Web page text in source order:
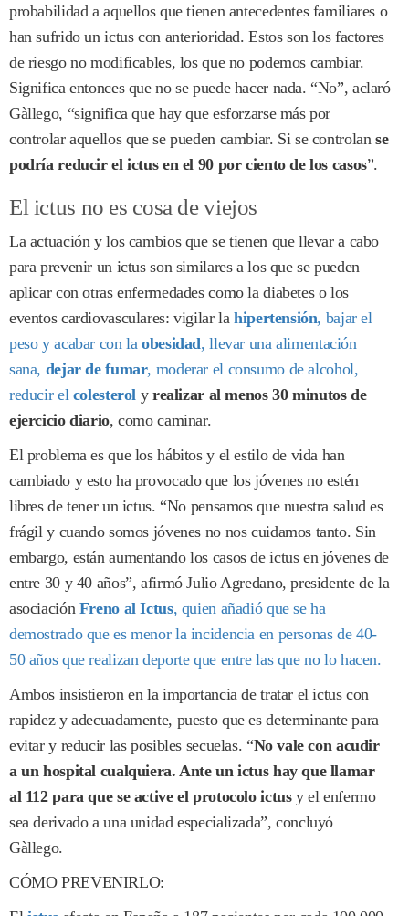
probabilidad a aquellos que tienen antecedentes familiares o
han sufrido un ictus con anterioridad. Estos son los factores
de riesgo no modificables, los que no podemos cambiar.
Significa entonces que no se puede hacer nada. “No”, aclaró
Gàllego, “significa que hay que esforzarse más por
controlar aquellos que se pueden cambiar. Si se controlanse
podría reducir el ictus en el 90 por ciento de los casos”.
El ictus no es cosa de viejos
La actuación y los cambios que se tienen que llevar a cabo
para prevenir un ictus son similares a los que se pueden
aplicar con otras enfermedades como la diabetes o los
eventos cardiovasculares: vigilar lahipertensión, bajar el
peso y acabar con la obesidad, llevar una alimentación
sana, dejar de fumar, moderar el consumo de alcohol,
reducir el colesterol y realizar al menos 30 minutos de
ejercicio diario, como caminar.
El problema es que los hábitos y el estilo de vida han
cambiado y esto ha provocado que los jóvenes no estén
libres de tener un ictus. “No pensamos que nuestra salud es
frágil y cuando somos jóvenes no nos cuidamos tanto. Sin
embargo, están aumentando los casos de ictus en jóvenes de
entre 30 y 40 años”, afirmó Julio Agredano, presidente de la
asociación Freno al Ictus, quien añadió que se ha
demostrado que es menor la incidencia en personas de 40-
50 años que realizan deporte que entre las que no lo hacen.
Ambos insistieron en la importancia de tratar el ictus con
rapidez y adecuadamente, puesto que es determinante para
evitar y reducir las posibles secuelas. “No vale con acudir
a un hospital cualquiera. Ante un ictus hay que llamar
al 112 para que se active el protocolo ictusy el enfermo
sea derivado a una unidad especializada”, concluyó
Gàllego.
CÓMO PREVENIRLO: